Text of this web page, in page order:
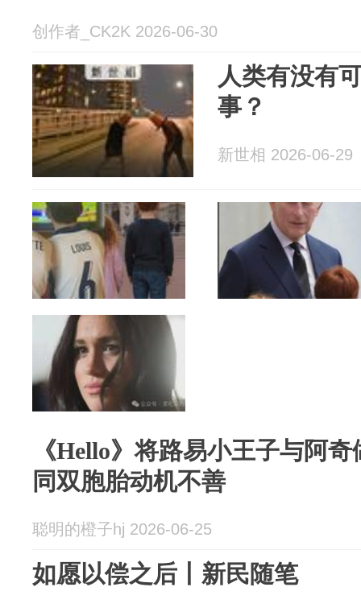
创作者_CK2K 2026-06-30
人类有没有
事？
新世相 2026-06-29
《Hello》将路易小王子与阿
同双胞胎动机不善
聪明的橙子hj 2026-06-25
如愿以偿之后丨新民随笔